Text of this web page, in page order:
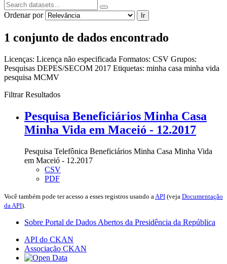
Ordenar por Ir
1 conjunto de dados encontrado
Licenças: Licença não especificada Formatos: CSV Grupos:
Pesquisas DEPES/SECOM 2017 Etiquetas: minha casa minha vida
pesquisa MCMV
Filtrar Resultados
Pesquisa Beneficiários Minha Casa
Minha Vida em Maceió - 12.2017
Pesquisa Telefônica Beneficiários Minha Casa Minha Vida
em Maceió - 12.2017
CSV
PDF
Você também pode ter acesso a esses registros usando a API (veja Documentação
da API).
Sobre Portal de Dados Abertos da Presidência da República
API do CKAN
Associação CKAN